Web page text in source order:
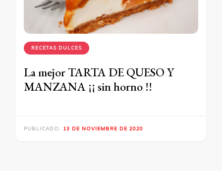
RECETAS DULCES
La mejor TARTA DE QUESO Y
MANZANA ¡¡ sin horno !!
PUBLICADO: 13 DE NOVIEMBRE DE 2020